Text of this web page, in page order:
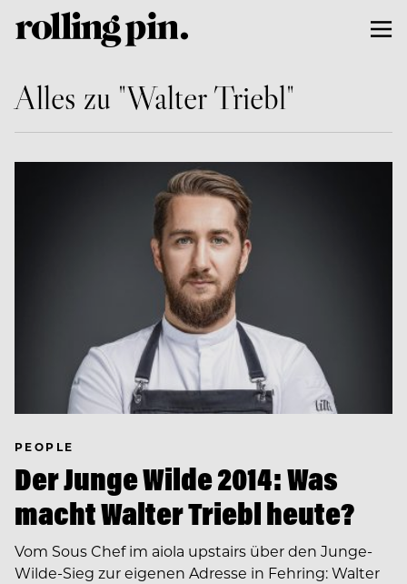
Alles zu "Walter Triebl"
PEOPLE
Der Junge Wilde 2014: Was
macht Walter Triebl heute?
Vom Sous Chef im aiola upstairs über den Junge-
Wilde-Sieg zur eigenen Adresse in Fehring: Walter